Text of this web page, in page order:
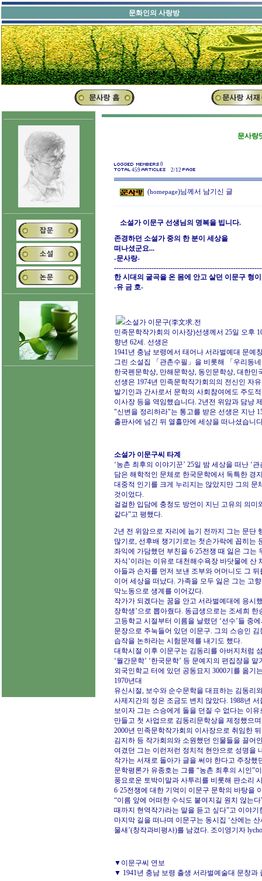
문화인의 사랑방
문사랑
0
459
2/12
(homepage)님께서 남기신 글
소설가 이문구 선생님의 명복을 빕니다.
존경하던 소설가 중의 한 분이 세상을
떠나셨군요
-문사랑-
한 시대의 굴곡을 온 몸에 안고 살던 이문구 형
-유 금 호-
소설가 이문구(李文求.전
민족문학작가회의 이사장)선생께서 25일 오후
향년 62세. 선생은
1941년 충남 보령에서 태어나 서라벌예대 문예
그린 소설집 「관촌수필」을 비롯해 「우리동
한국펜문학상, 만해문학상, 동인문학상, 대한민
선생은 1974년 민족문학작가회의의 전신인 자
발기인과 간사로서 문학의 사회참여에도 주도
이사장 등을 역임했습니다. 2년전 위암과 담낭
"신변을 정리하라"는 통고를 받은 선생은 지난
출판사에 넘긴 뒤 열흘만에 세상을 떠나셨습니
소설가 이문구씨 타계
‘농촌 최후의 이야기꾼’ 25일 밤 세상을 떠난 ‘
담은 해학적인 문체로 한국문학에서 독특한 경
대중적 인기를 크게 누리지는 않았지만 그의 문
것이었다.
걸걸한 입담에 충청도 방언이 지닌 고유의 의
같다”고 평했다.
2년 전 위암으로 자리에 눕기 전까지 그는 문단
많기로, 선후배 챙기기로는 첫손가락에 꼽히는
좌익에 가담했던 부친을 6·25전쟁 때 잃은 그는
자식’이라는 이유로 대천해수욕장 바닷물에 산
아들과 손자를 먼저 보낸 조부와 어머니도 그 뒤
이어 세상을 떠났다. 가족을 모두 잃은 그는 고
막노동으로 생계를 이어갔다.
작가가 되겠다는 꿈을 안고 서라벌예대에 응시
장학생’으로 뽑아줬다. 동급생으로는 조세희
고등학교 시절부터 이름을 날렸던 ‘선수’들 중에
문장으로 주눅들어 있던 이문구. 그의 스승인
습작을 논하라는 시험문제를 내기도 했다.
대학시절 이후 이문구는 김동리를 아버지처럼
‘월간문학’ ‘한국문학’ 등 문예지의 편집장을
외국인학교 터에 있던 공동묘지 3000기를 옮기
1970년대
유신시절, 보수와 순수문학을 대표하는 김동리
사제지간의 정은 조금도 변치 않았다. 1988년
보이자 그는 스승에게 돌을 던질 수 없다는 이
만들고 첫 사업으로 김동리문학상을 제정했으
2000년 민족문학작가회의 이사장으로 취임한
김지하 등 작가회의와 소원했던 인물들을 끌어
여겼던 그는 이런저런 정치적 현안으로 성명을
작가는 서재로 돌아가 글을 써야 한다고 주장했
문학평론가 유종호는 그를 “농촌 최후의 시인”
풍요로운 토박이말과 사투리를 비롯해 판소리
6·25전쟁에 대한 기억이 이문구 문학의 바탕을
“이름 앞에 어떠한 수식도 붙여지길 원치 않는
때까지 현역작가라는 말을 듣고 싶다”고 이야기
마지막 길을 떠나며 이문구는 동시집 ‘산에는
물새’(창작과비평사)를 남겼다. 조이영기자
▼이문구씨 연보
▼ 1941년 충남 보령 출생 서라벌예술대 문창과